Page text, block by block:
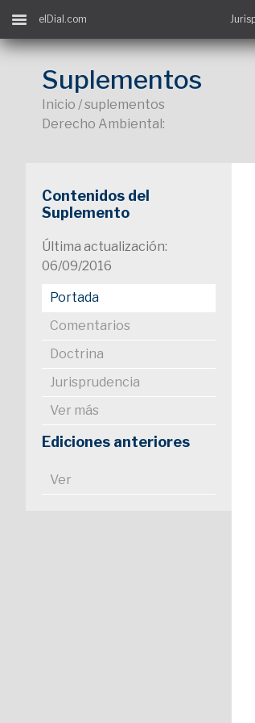
elDial.com
Suplementos
Inicio / suplementos
Derecho Ambiental:
Contenidos del
Suplemento
Última actualización:
06/09/2016
Portada
Comentarios
Doctrina
Jurisprudencia
Ver más
Ediciones anteriores
Ver